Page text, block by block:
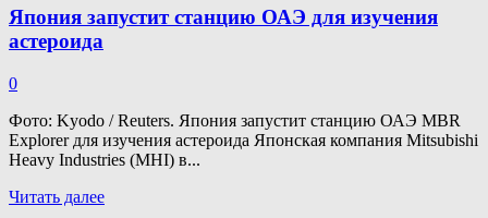
Япония запустит станцию ОАЭ для изучения
астероида
0
Фото: Kyodo / Reuters. Япония запустит станцию ОАЭ MBR
Explorer для изучения астероида Японская компания Mitsubishi
Heavy Industries (MHI) в...
Читать далееПрочитать